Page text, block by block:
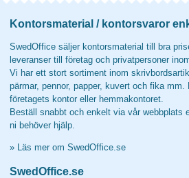
Kontorsmaterial / kontorsvaror
SwedOffice säljer kontorsmaterial till bra
leveranser till företag och privatpersoner
Vi har ett stort sortiment inom
pärmar, pennor, papper, kuvert och fika mm.
företagets kontor eller hemmakontoret.
Beställ snabbt och enkelt via vår webbplats
ni behöver hjälp.
» Läs mer om SwedOffice.se
SwedOffice.se